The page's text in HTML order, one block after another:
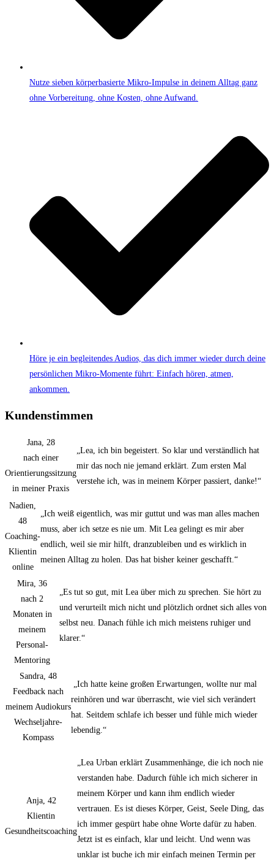
Nutze sieben körperbasierte Mikro-Impulse in deinem Alltag ganz
ohne Vorbereitung, ohne Kosten, ohne Aufwand.
Höre je ein begleitendes Audios, das dich immer wieder durch deine
persönlichen Mikro-Momente führt: Einfach hören, atmen,
ankommen.
Kundenstimmen
Jana, 28
nach einer
Orientierungssitzung
in meiner Praxis
„Lea, ich bin begeistert. So klar und verständlich hat
mir das noch nie jemand erklärt. Zum ersten Mal
verstehe ich, was in meinem Körper passiert, danke!“
Nadien,
48
Coaching-
Klientin
online
„Ich weiß eigentlich, was mir guttut und was man alles machen
muss, aber ich setze es nie um. Mit Lea gelingt es mir aber
endlich, weil sie mir hilft, dranzubleiben und es wirklich in
meinen Alltag zu holen. Das hat bisher keiner geschafft.“
Mira, 36
nach 2
Monaten in
meinem
Personal-
Mentoring
„Es tut so gut, mit Lea über mich zu sprechen. Sie hört zu
und verurteilt mich nicht und plötzlich ordnet sich alles von
selbst neu. Danach fühle ich mich meistens ruhiger und
klarer.“
Sandra, 48
Feedback nach
meinem Audiokurs
Wechseljahre-
Kompass
„Ich hatte keine großen Erwartungen, wollte nur mal
reinhören und war überrascht, wie viel sich verändert
hat. Seitdem schlafe ich besser und fühle mich wieder
lebendig.“
Anja, 42
Klientin
Gesundheitscoaching
„Lea Urban erklärt Zusammenhänge, die ich noch nie
verstanden habe. Dadurch fühle ich mich sicherer in
meinem Körper und kann ihm endlich wieder
vertrauen. Es ist dieses Körper, Geist, Seele Ding, das
ich immer gespürt habe ohne Worte dafür zu haben.
Jetzt ist es einfach, klar und leicht. Und wenn was
unklar ist buche ich mir einfach meinen Termin per